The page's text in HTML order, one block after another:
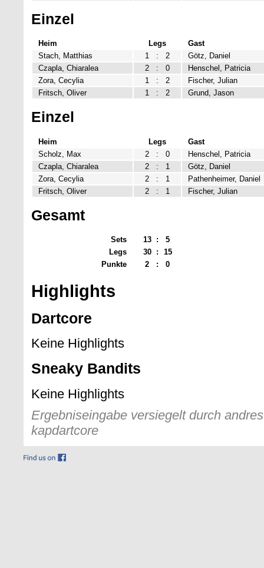
Einzel
Heim Legs
Gast
Stach, Matthias
1 : 2
Götz, Daniel
Czapla, Chiaralea
2 : 0
Henschel, Patricia
Zora, Cecylia
1 : 2
Fischer, Julian
Fritsch, Oliver
1 : 2 Grund, Jason
Einzel
Heim Legs
Gast
Scholz, Max
2 : 0
Henschel, Patricia
Czapla, Chiaralea
2 : 1
Götz, Daniel
Zora, Cecylia
2 : 1
Pathenheimer, Daniel
Fritsch, Oliver
2 : 1 Fischer, Julian
Gesamt
Sets 13 :
5
Legs
30 :
15
Punkte
2 : 0
Highlights
Dartcore
Keine Highlights
Sneaky Bandits
Keine Highlights
Ergebniseingabe versiegelt durch
kapdartcore